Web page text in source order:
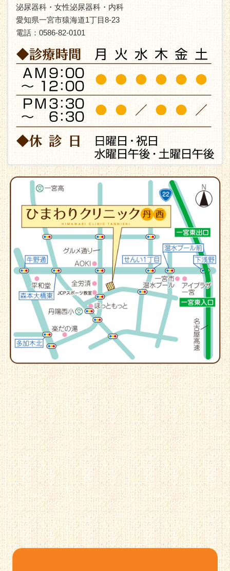
泌尿器科・女性泌尿器科・内科
愛知県一宮市猿海道1丁目8-23
電話：0586-82-0101